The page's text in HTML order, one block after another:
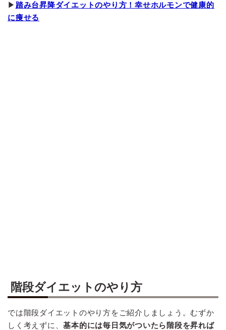
▶ 踏み台昇降ダイエットのやり方！幸せホルモンで健康的
に痩せる
階段ダイエットのやり方
では階段ダイエットのやり方をご紹介しましょう。むずか
しく考えずに、基本的には毎日気がついたら階段を昇れば